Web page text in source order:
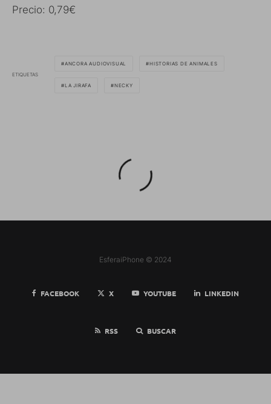
Precio: 0,79€
ETIQUETAS
ANCORA AUDIOVISUAL HISTORIAS DE ANIMALES
LA JIRAFA NECKY
EsferaiPhone © 2024
FACEBOOK X YOUTUBE LINKEDIN
RSS BUSCAR